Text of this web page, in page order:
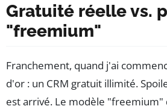
Gratuité réelle vs.
"freemium"
Franchement, quand j'ai
d'or : un CRM gratuit illimité.
est arrivé. Le modèle